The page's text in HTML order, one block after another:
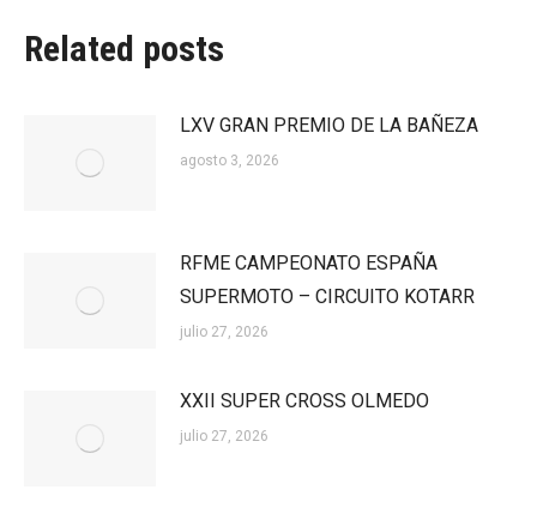
Related posts
LXV GRAN PREMIO DE LA BAÑEZA
agosto 3, 2026
RFME CAMPEONATO ESPAÑA
SUPERMOTO – CIRCUITO KOTARR
julio 27, 2026
XXII SUPER CROSS OLMEDO
julio 27, 2026